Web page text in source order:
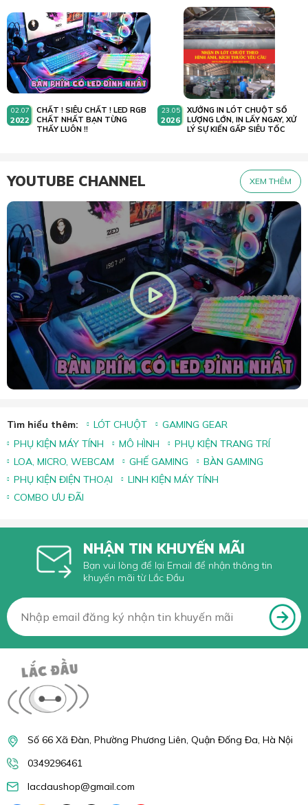
02.07
2022
CHẤT ! SIÊU CHẤT ! LED RGB
CHẤT NHẤT BẠN TỪNG
THẤY LUÔN !!
23.05
2026
XƯỞNG IN LÓT CHUỘT SỐ
LƯỢNG LỚN, IN LẤY NGAY, XỬ
LÝ SỰ KIẾN GẤP SIÊU TỐC
YOUTUBE CHANNEL XEM THÊM
Tìm hiểu thêm: LÓT CHUỘT
GAMING GEAR
PHỤ KIỆN MÁY TÍNH
MÔ HÌNH
PHỤ KIỆN TRANG TRÍ
LOA, MICRO, WEBCAM
GHẾ GAMING
BÀN GAMING
PHỤ KIỆN ĐIỆN THOẠI
LINH KIỆN MÁY TÍNH
COMBO ƯU ĐÃI
NHẬN TIN KHUYẾN MÃI
Bạn vui lòng để lại Email để nhận thông tin
khuyến mãi từ Lắc Đầu
Số 66 Xã Đàn, Phường Phương Liên, Quận Đống Đa, Hà Nội
0349296461
lacdaushop@gmail.com